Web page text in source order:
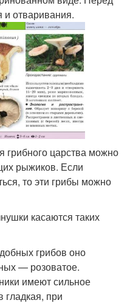
и отваривания.
грибного царства можно
рыжиков. Если
то эти грибы можно
касаются таких
грибов оно
— розоватое.
имеют сильное
при